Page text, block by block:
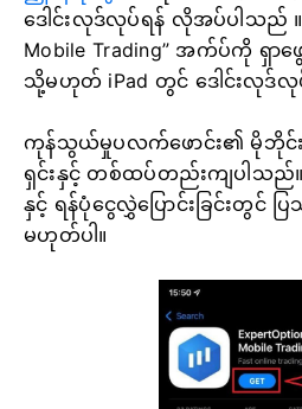
ဒေါင်းလုဒ်လုပ်ရန် လိုအပ်ပါသည်
Mobile Trading” အက်ပ်ကို ရှာဖွ
သို့မဟုတ် iPad တွင် ဒေါင်းလုဒ်
ကုန်သွယ်မှုပလက်ဖောင်း၏ မိုဘိုင်း
ရှင်းနှင့် တစ်ထပ်တည်းကျပါသ
နှင့် ရန်ပုံငွေလွှဲပြောင်းခြင်းတွင်
မဟုတ်ပါ။